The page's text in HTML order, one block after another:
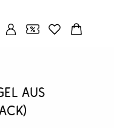
aus